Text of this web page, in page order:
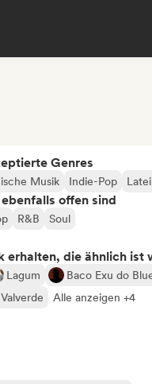
Genres
Musik Indie-Pop
offen sind
R&B Soul
erhalten, die ähnlich ist
Lagum Baco Exu do
Alle anzeigen +4